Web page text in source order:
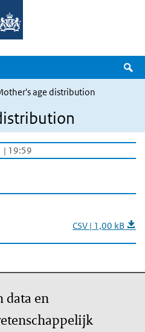
age distribution
| 19:59
CSV | 1,00 kB
data en